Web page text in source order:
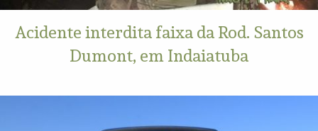
Acidente interdita faixa da Rod. Santos
Dumont, em Indaiatuba